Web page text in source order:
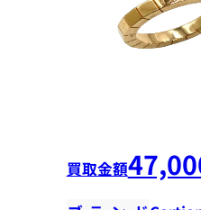
買取金額